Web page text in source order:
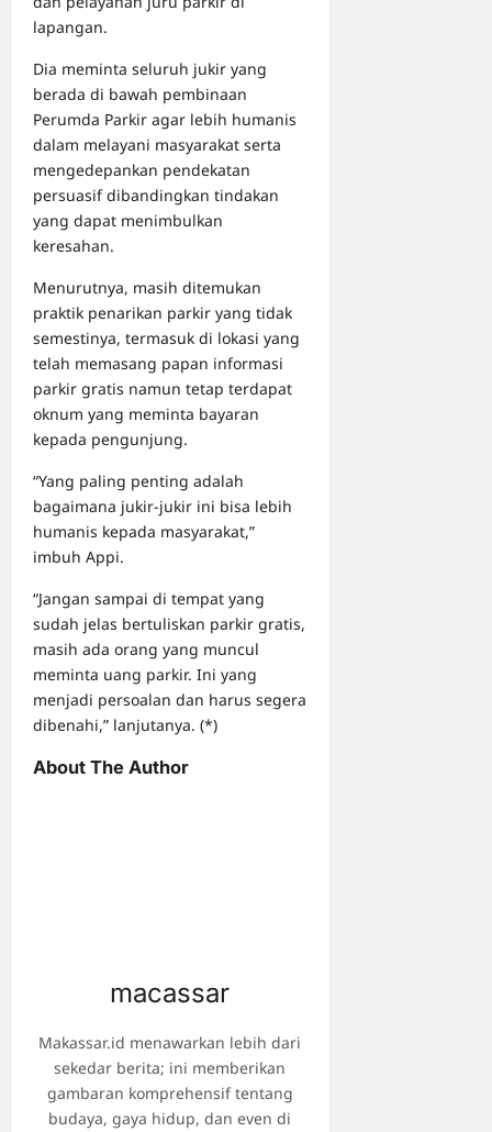
lapangan.
Dia meminta seluruh jukir yang
berada di bawah pembinaan
Perumda Parkir agar lebih humanis
dalam melayani masyarakat serta
mengedepankan pendekatan
persuasif dibandingkan tindakan
yang dapat menimbulkan
keresahan.
Menurutnya, masih ditemukan
praktik penarikan parkir yang tidak
semestinya, termasuk di lokasi yang
telah memasang papan informasi
parkir gratis namun tetap terdapat
oknum yang meminta bayaran
kepada pengunjung.
“Yang paling penting adalah
bagaimana jukir-jukir ini bisa lebih
humanis kepada masyarakat,”
imbuh Appi.
“Jangan sampai di tempat yang
sudah jelas bertuliskan parkir gratis,
masih ada orang yang muncul
meminta uang parkir. Ini yang
menjadi persoalan dan harus segera
dibenahi,” lanjutanya. (*)
About The Author
macassar
Makassar.id menawarkan lebih dari
sekedar berita; ini memberikan
gambaran komprehensif tentang
budaya, gaya hidup, dan even di